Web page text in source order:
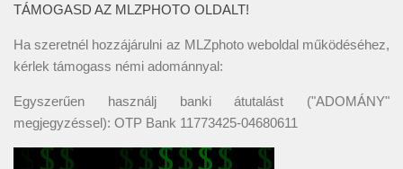
TÁMOGASD AZ MLZPHOTO OLDALT!
Ha szeretnél hozzájárulni az MLZphoto weboldal működéséhez,
kérlek támogass némi adománnyal:
Egyszerűen használj banki átutalást ("ADOMÁNY"
megjegyzéssel): OTP Bank 11773425-04680611